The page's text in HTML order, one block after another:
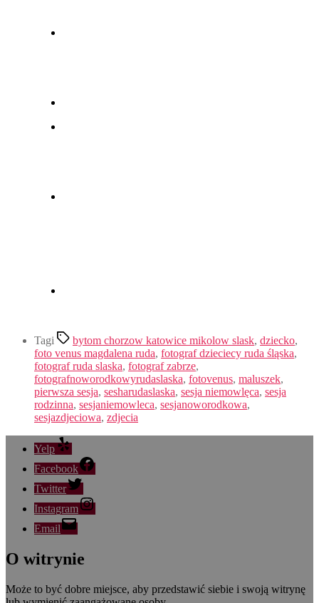
Tagi bytom chorzow katowice mikolow slask, dziecko,
foto venus magdalena ruda, fotograf dzieciecy ruda śląska,
fotograf ruda slaska, fotograf zabrze,
fotografnoworodkowyrudaslaska, fotovenus, maluszek,
pierwsza sesja, sesharudaslaska, sesja niemowlęca, sesja
rodzinna, sesjaniemowleca, sesjanoworodkowa,
sesjazdjeciowa, zdjecia
Yelp
Facebook
Twitter
Instagram
Email
O witrynie
Może to być dobre miejsce, aby przedstawić siebie i swoją witrynę